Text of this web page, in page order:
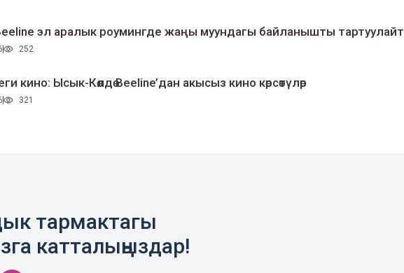
эл аралык роумингде жаңы муундагы байланышты тартуулайт
252
кино: Ысык-Көлдө Beeline’дан акысыз кино көрсөтүлөр
321
тармактагы
катталыңыздар!